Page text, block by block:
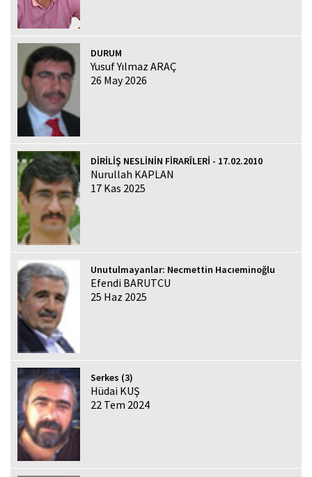
DURUM
Yusuf Yılmaz ARAÇ
26 May 2026
DİRİLİŞ NESLİNİN FİRARÎLERİ - 17.02.2010
Nurullah KAPLAN
17 Kas 2025
Unutulmayanlar: Necmettin Hacıeminoğlu
Efendi BARUTCU
25 Haz 2025
Serkes (3)
Hüdai KUŞ
22 Tem 2024